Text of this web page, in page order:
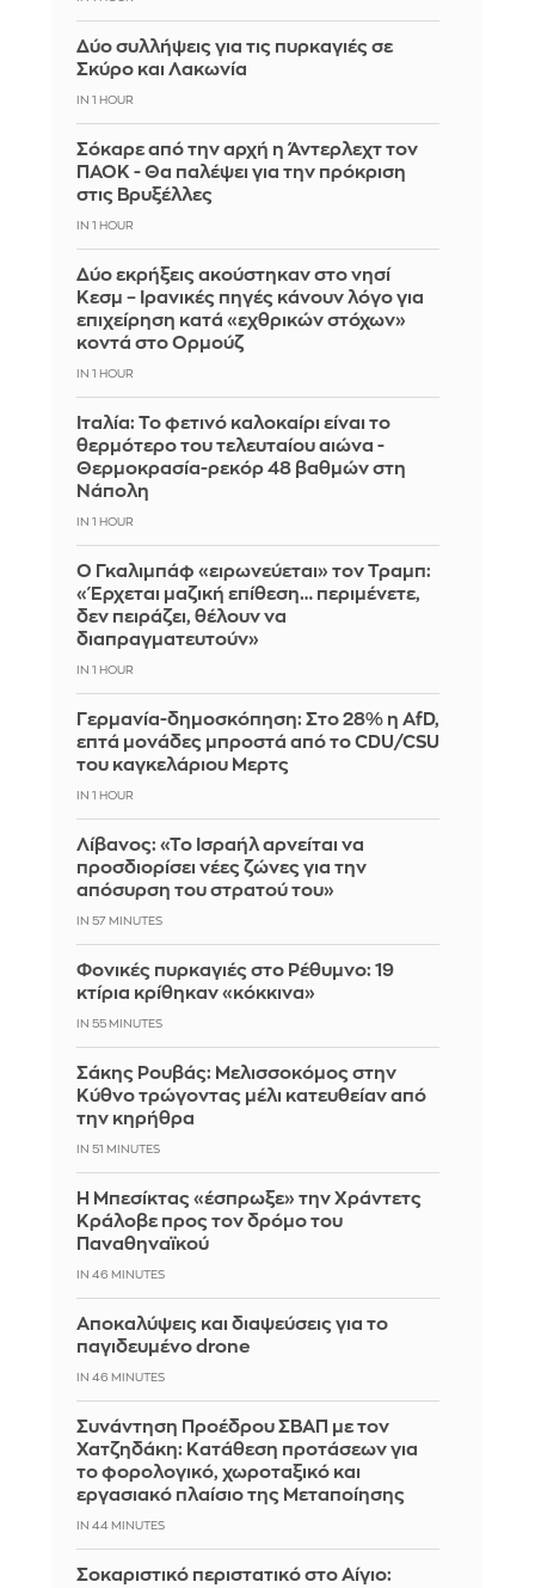
Δύο συλλήψεις για τις πυρκαγιές σε
Σκύρο και Λακωνία
IN 1 HOUR
Σόκαρε από την αρχή η Άντερλεχτ τον
ΠΑΟΚ - Θα παλέψει για την πρόκριση
στις Βρυξέλλες
IN 1 HOUR
Δύο εκρήξεις ακούστηκαν στο νησί
Κεσμ – Ιρανικές πηγές κάνουν λόγο για
επιχείρηση κατά «εχθρικών στόχων»
κοντά στο Ορμούζ
IN 1 HOUR
Ιταλία: To φετινό καλοκαίρι είναι το
θερμότερο του τελευταίου αιώνα -
Θερμοκρασία-ρεκόρ 48 βαθμών στη
Νάπολη
IN 1 HOUR
Ο Γκαλιμπάφ «ειρωνεύεται» τον Τραμπ:
«Έρχεται μαζική επίθεση… περιμένετε,
δεν πειράζει, θέλουν να
διαπραγματευτούν»
IN 1 HOUR
Γερμανία-δημοσκόπηση: Στο 28% η AfD,
επτά μονάδες μπροστά από το CDU/CSU
του καγκελάριου Μερτς
IN 1 HOUR
Λίβανος: «Το Ισραήλ αρνείται να
προσδιορίσει νέες ζώνες για την
απόσυρση του στρατού του»
IN 57 MINUTES
Φονικές πυρκαγιές στο Ρέθυμνο: 19
κτίρια κρίθηκαν «κόκκινα»
IN 55 MINUTES
Σάκης Ρουβάς: Μελισσοκόμος στην
Κύθνο τρώγοντας μέλι κατευθείαν από
την κηρήθρα
IN 51 MINUTES
Η Μπεσίκτας «έσπρωξε» την Χράντετς
Κράλοβε προς τον δρόμο του
Παναθηναϊκού
IN 46 MINUTES
Αποκαλύψεις και διαψεύσεις για το
παγιδευμένο drone
IN 46 MINUTES
Συνάντηση Προέδρου ΣΒΑΠ με τον
Χατζηδάκη: Κατάθεση προτάσεων για
το φορολογικό, χωροταξικό και
εργασιακό πλαίσιο της Μεταποίησης
IN 44 MINUTES
Σοκαριστικό περιστατικό στο Αίγιο: